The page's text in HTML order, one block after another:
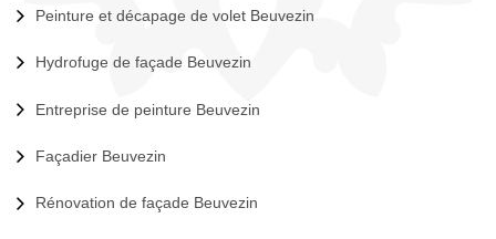
Peinture et décapage de volet Beuvezin
Hydrofuge de façade Beuvezin
Entreprise de peinture Beuvezin
Façadier Beuvezin
Rénovation de façade Beuvezin